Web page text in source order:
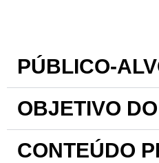
PÚBLICO-
OBJETIVO
CONTEÚDO